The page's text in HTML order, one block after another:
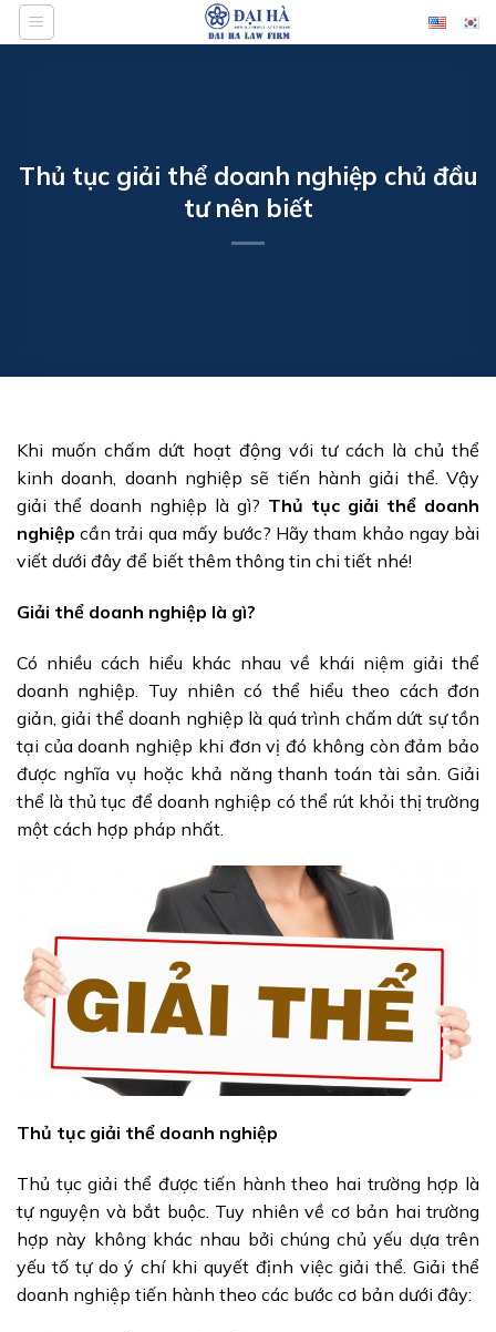
Bỏ
qua
Thủ tục giải thể doanh nghiệp chủ đầu
tư nên biết
Khi muốn chấm dứt hoạt động với tư cách là chủ thể
kinh doanh, doanh nghiệp sẽ tiến hành giải thể. Vậy
giải thể doanh nghiệp là gì? Thủ tục giải thể doanh
nghiệp cần trải qua mấy bước? Hãy tham khảo ngay bài
viết dưới đây để biết thêm thông tin chi tiết nhé!
Giải thể doanh nghiệp là gì?
Có nhiều cách hiểu khác nhau về khái niệm giải thể
doanh nghiệp. Tuy nhiên có thể hiểu theo cách đơn
giản, giải thể doanh nghiệp là quá trình chấm dứt sự tồn
tại của doanh nghiệp khi đơn vị đó không còn đảm bảo
được nghĩa vụ hoặc khả năng thanh toán tài sản. Giải
thể là thủ tục để doanh nghiệp có thể rút khỏi thị trường
một cách hợp pháp nhất.
Thủ tục giải thể doanh nghiệp
Thủ tục giải thể được tiến hành theo hai trường hợp là
tự nguyện và bắt buộc. Tuy nhiên về cơ bản hai trường
hợp này không khác nhau bởi chúng chủ yếu dựa trên
yếu tố tự do ý chí khi quyết định việc giải thể. Giải thể
doanh nghiệp tiến hành theo các bước cơ bản dưới đây: